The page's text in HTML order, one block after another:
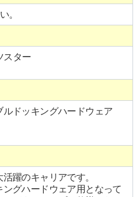
。
スター
ドッキングハードウェア
躍のキャリアです。
グハードウェア用となって